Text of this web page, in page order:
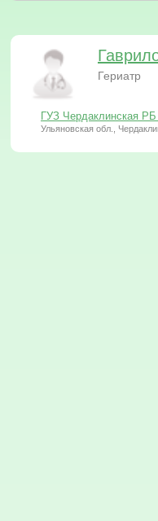
Гериатр
ГУЗ Чердаклинская
Ульяновская обл.,